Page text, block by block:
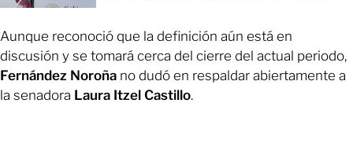
Aunque reconoció que la definición aún está en
discusión y se tomará cerca del cierre del actual periodo,
Fernández Noroña no dudó en respaldar abiertamente a
la senadora Laura Itzel Castillo.